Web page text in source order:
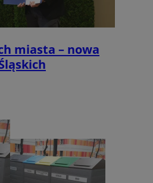
miasta – nowa